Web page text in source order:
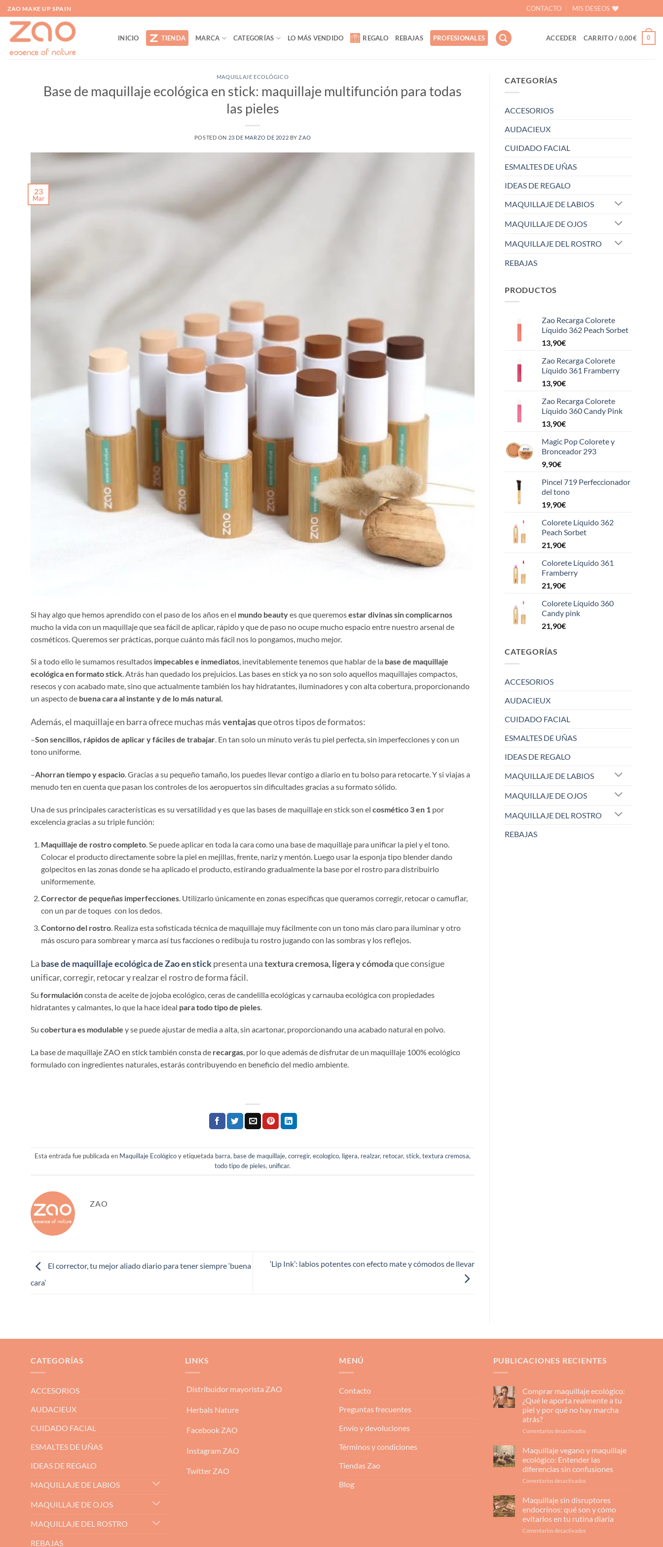
Saltar
al
contenido
ZAO MAKE UP SPAIN CONTACTO MIS DESEOS
INICIO TIENDA MARCA CATEGORÍAS LO MÁS VENDIDO REGALO REBAJAS PROFESIONALES ACCEDER CARRITO / 0,00€ 0
MAQUILLAJE ECOLÓGICO
Base de maquillaje ecológica en stick: maquillaje multifunción para todas
las pieles
POSTED ON 23 DE MARZO DE 2022 BYZAO
23
Mar
Si hay algo que hemos aprendido con el paso de los años en el mundo beautyes que queremosestar divinas sin complicarnos
mucho la vida con un maquillaje que sea fácil de aplicar, rápido y que de paso no ocupe mucho espacio entre nuestro arsenal de
cosméticos. Queremos ser prácticas, porque cuánto más fácil nos lo pongamos, mucho mejor.
Si a todo ello le sumamos resultados impecables e inmediatos, inevitablemente tenemos que hablar de la base de maquillaje
ecológica en formato stick. Atrás han quedado los prejuicios. Las bases en stick ya no son solo aquellos maquillajes compactos,
resecos y con acabado mate, sino que actualmente también los hay hidratantes, iluminadores y con alta cobertura, proporcionando
un aspecto de buena cara al instante y de lo más natural.
Además, el maquillaje en barra ofrece muchas másventajasque otros tipos de formatos:
–Son sencillos, rápidos de aplicar y fáciles de trabajar. En tan solo un minuto verás tu piel perfecta, sin imperfecciones y con un
tono uniforme.
–Ahorran tiempo y espacio. Gracias a su pequeño tamaño, los puedes llevar contigo a diario en tu bolso para retocarte. Y si viajas a
menudo ten en cuenta que pasan los controles de los aeropuertos sin dificultades gracias a su formato sólido.
Una de sus principales características es su versatilidad y es que las bases de maquillaje en stick son el cosmético 3 en 1 por
excelencia gracias a su triple función:
Maquillaje de rostro completo. Se puede aplicar en toda la cara como una base de maquillaje para unificar la piel y el tono.
Colocar el producto directamente sobre la piel en mejillas, frente, nariz y mentón. Luego usar la esponja tipo blender dando
golpecitos en las zonas donde se ha aplicado el producto, estirando gradualmente la base por el rostro para distribuirlo
uniformemente.
Corrector de pequeñas imperfecciones. Utilizarlo únicamente en zonas específicas que queramos corregir, retocar o camuflar,
con un par de toques con los dedos.
Contorno del rostro. Realiza esta sofisticada técnica de maquillaje muy fácilmente con un tono más claro para iluminar y otro
más oscuro para sombrear y marca así tus facciones o redibuja tu rostro jugando con las sombras y los reflejos.
La base de maquillaje ecológica de Zao en stickpresenta unatextura cremosa, ligera y cómodaque consigue
unificar, corregir, retocar y realzar el rostro de forma fácil.
Su formulaciónconsta de aceite de jojoba ecológico, ceras de candelilla ecológicas y carnauba ecológica con propiedades
hidratantes y calmantes, lo que la hace ideal para todo tipo de pieles
Su cobertura es modulable y se puede ajustar de media a alta, sin acartonar, proporcionando una acabado natural en polvo.
La base de maquillaje ZAO en stick también consta de recargas, por lo que además de disfrutar de un maquillaje 100% ecológico
formulado con ingredientes naturales, estarás contribuyendo en beneficio del medio ambiente.
Esta entrada fue publicada en Maquillaje Ecológicoy etiquetada barra, base de maquillaje,corregir,ecologico, ligera, realzar, retocar,stick,textura cremosa,
todo tipo de pieles,unificar.
ZAO
El corrector, tu mejor aliado diario para tener siempre ‘buena
cara’
‘Lip Ink’: labios potentes con efecto mate y cómodos de llevar
CATEGORÍAS
ACCESORIOS
AUDACIEUX
CUIDADO FACIAL
ESMALTES DE UÑAS
IDEAS DE REGALO
MAQUILLAJE DE LABIOS
MAQUILLAJE DE OJOS
MAQUILLAJE DEL ROSTRO
REBAJAS
PRODUCTOS
Zao Recarga Colorete
Líquido 362 Peach Sorbet
13,90€
Zao Recarga Colorete
Líquido 361 Framberry
13,90€
Zao Recarga Colorete
Líquido 360 Candy Pink
13,90€
Magic Pop Colorete y
Bronceador 293
9,90€
Pincel 719 Perfeccionador
del tono
19,90€
Colorete Líquido 362
Peach Sorbet
21,90€
Colorete Líquido 361
Framberry
21,90€
Colorete Líquido 360
Candy pink
21,90€
CATEGORÍAS
ACCESORIOS
AUDACIEUX
CUIDADO FACIAL
ESMALTES DE UÑAS
IDEAS DE REGALO
MAQUILLAJE DE LABIOS
MAQUILLAJE DE OJOS
MAQUILLAJE DEL ROSTRO
REBAJAS
CATEGORÍAS
ACCESORIOS
AUDACIEUX
CUIDADO FACIAL
ESMALTES DE UÑAS
IDEAS DE REGALO
MAQUILLAJE DE LABIOS
MAQUILLAJE DE OJOS
MAQUILLAJE DEL ROSTRO
REBAJAS
LINKS
Distribuidor mayorista ZAO
Herbals Nature
Facebook ZAO
Instagram ZAO
Twitter ZAO
MENÚ
Contacto
Preguntas frecuentes
Envío y devoluciones
Términos y condiciones
Tiendas Zao
Blog
PUBLICACIONES RECIENTES
Comprar maquillaje ecológico:
¿Qué le aporta realmente a tu
piel y por qué no hay marcha
atrás?
Comentarios desactivadosen
ecológico:
¿Qué
le
aporta
tu
piel
y
por
Maquillaje vegano y maquillaje
ecológico: Entender las
diferencias sin confusiones
Comentarios desactivadosen
vegano
y
maquillaje
ecológico:
Entender
Maquillaje sin disruptores
endocrinos: qué son y cómo
evitarlos en tu rutina diaria
Comentarios desactivadosen